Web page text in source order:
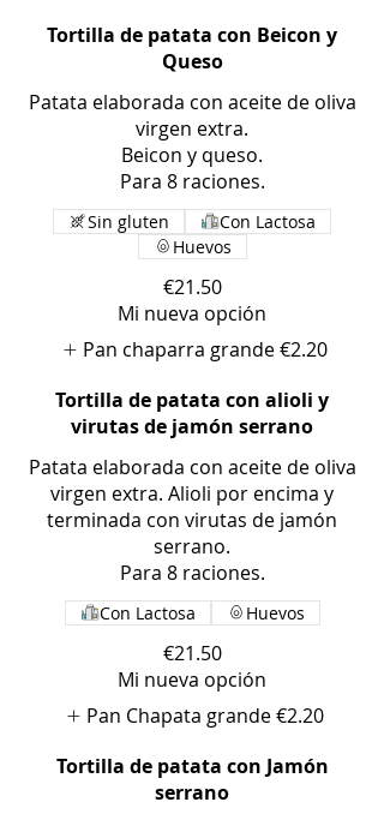
Tortilla de patata con Beicon y
Queso
Patata elaborada con aceite de oliva
virgen extra.
Beicon y queso.
Para 8 raciones.
€21.50
Sin gluten
Con Lactosa
Huevos
Mi nueva opción
Pan chaparra grande€2.20
Tortilla de patata con alioli y
virutas de jamón serrano
Patata elaborada con aceite de oliva
virgen extra. Alioli por encima y
terminada con virutas de jamón
serrano.
Para 8 raciones.
€21.50
Con Lactosa Huevos
Mi nueva opción
Pan Chapata grande€2.20
Tortilla de patata con Jamón
serrano